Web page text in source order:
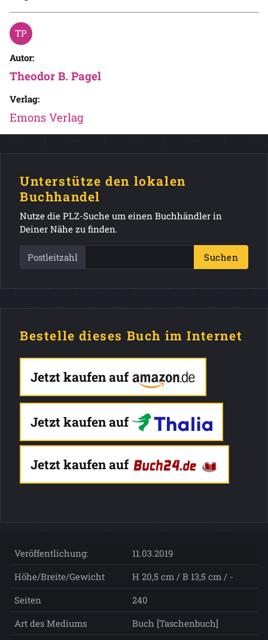
Autor:
Theodor B. Pagel
Verlag:
Emons Verlag
Unterstütze den lokalen
Buchhandel
Nutze die PLZ-Suche um einen Buchhändler in
Deiner Nähe zu finden.
Postleitzahl Suchen
Bestelle dieses Buch im Internet
Jetzt kaufen auf
Jetzt kaufen auf
Jetzt kaufen auf
Veröffentlichung:
11.03.2019
Höhe/Breite/Gewicht
H 20,5 cm / B 13,5 cm / -
Seiten
240
Art des Mediums
Buch [Taschenbuch]